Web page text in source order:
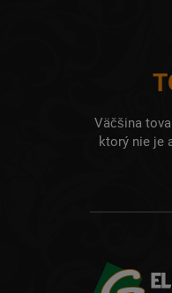
Väčšina
ktorý nie je